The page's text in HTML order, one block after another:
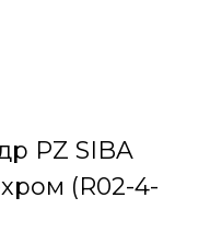
PZ SIBA
(R02-4-